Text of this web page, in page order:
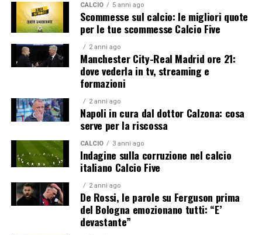
CALCIO 5 anni ago
Scommesse sul calcio: le migliori quote
per le tue scommesse Calcio Five
2 anni ago
Manchester City-Real Madrid ore 21:
dove vederla in tv, streaming e
formazioni
2 anni ago
Napoli in cura dal dottor Calzona: cosa
serve per la riscossa
CALCIO 3 anni ago
Indagine sulla corruzione nel calcio
italiano Calcio Five
2 anni ago
De Rossi, le parole su Ferguson prima
del Bologna emozionano tutti: “E’
devastante”